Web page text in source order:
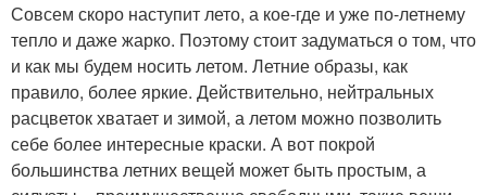
Совсем скоро наступит лето, а кое-где и уже по-летнему
тепло и даже жарко. Поэтому стоит задуматься о том, что
и как мы будем носить летом. Летние образы, как
правило, более яркие. Действительно, нейтральных
расцветок хватает и зимой, а летом можно позволить
себе более интересные краски. А вот покрой
большинства летних вещей может быть простым, а